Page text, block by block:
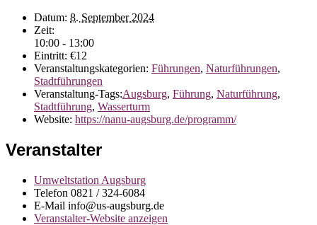
Datum: 8. September 2024
Zeit:
10:00 - 13:00
Eintritt: €12
Veranstaltungskategorien: Führungen, Naturführungen,
Stadtführungen
Veranstaltung-Tags:Augsburg, Führung, Naturführung,
Stadtführung, Wasserturm
Website: https://nanu-augsburg.de/programm/
Veranstalter
Umweltstation Augsburg
Telefon 0821 / 324-6084
E-Mail info@us-augsburg.de
Veranstalter-Website anzeigen